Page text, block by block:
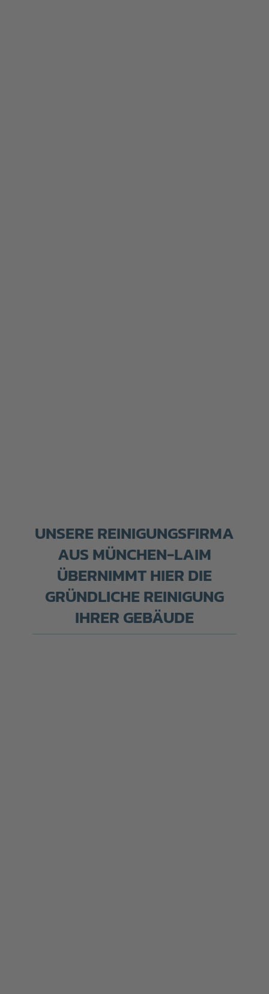
UNSERE REINIGUNGSFIRMA
AUS MÜNCHEN-LAIM
ÜBERNIMMT HIER DIE
GRÜNDLICHE REINIGUNG
IHRER GEBÄUDE